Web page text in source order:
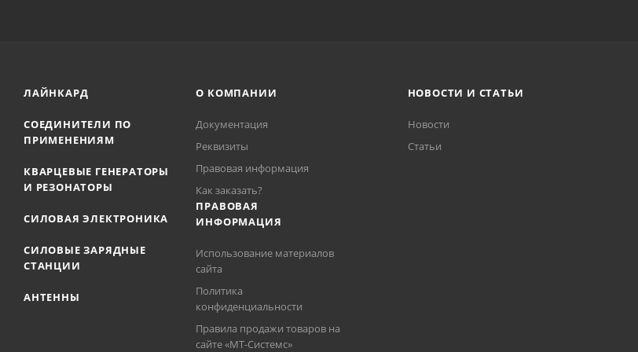
ЛАЙНКАРД
СОЕДИНИТЕЛИ ПО
ПРИМЕНЕНИЯМ
КВАРЦЕВЫЕ ГЕНЕРАТОРЫ
И РЕЗОНАТОРЫ
СИЛОВАЯ ЭЛЕКТРОНИКА
СИЛОВЫЕ ЗАРЯДНЫЕ
СТАНЦИИ
АНТЕННЫ
О КОМПАНИИ
Документация
Реквизиты
Правовая информация
Как заказать?
ПРАВОВАЯ
ИНФОРМАЦИЯ
Использование материалов
сайта
Политика
конфиденциальности
Правила продажи товаров на
сайте «МТ-Системс»
НОВОСТИ И СТАТЬИ
Новости
Статьи